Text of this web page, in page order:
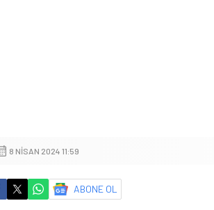
8 NISAN 2024 11:59
ABONE OL